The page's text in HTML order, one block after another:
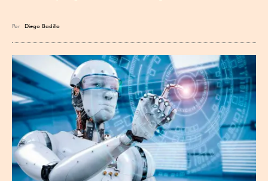
Por Diego Badillo